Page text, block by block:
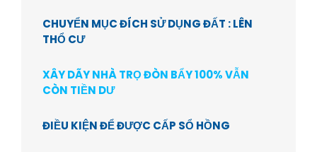
CHUYỂN MỤC ĐÍCH SỬ DỤNG ĐẤT : LÊN
THỔ CƯ
XÂY DÃY NHÀ TRỌ ĐÒN BẨY 100% VẪN
CÒN TIỀN DƯ
ĐIỀU KIỆN ĐỂ ĐƯỢC CẤP SỔ HỒNG